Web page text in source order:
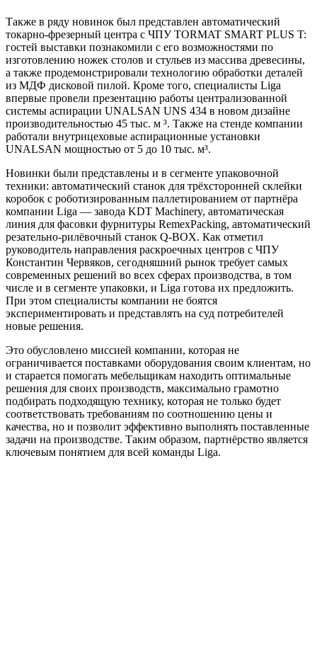
Также в ряду новинок был представлен автоматический
токарно-фрезерный центра с ЧПУ TORMAT SMART PLUS T:
гостей выставки познакомили с его возможностями по
изготовлению ножек столов и стульев из массива древесины,
а также продемонстрировали технологию обработки деталей
из МДФ дисковой пилой. Кроме того, специалисты Liga
впервые провели презентацию работы централизованной
системы аспирации UNALSAN UNS 434 в новом дизайне
производительностью 45 тыс. м ³. Также на стенде компании
работали внутрицеховые аспирационные установки
UNALSAN мощностью от 5 до 10 тыс. м³.
Новинки были представлены и в сегменте упаковочной
техники: автоматический станок для трёхсторонней склейки
коробок с роботизированным паллетированием от партнёра
компании Liga — завода KDT Machinery, автоматическая
линия для фасовки фурнитуры RemexPacking, автоматический
резательно-рилёвочный станок Q-BOX. Как отметил
руководитель направления раскроечных центров с ЧПУ
Константин Червяков, сегодняшний рынок требует самых
современных решений во всех сферах производства, в том
числе и в сегменте упаковки, и Liga готова их предложить.
При этом специалисты компании не боятся
экспериментировать и представлять на суд потребителей
новые решения.
Это обусловлено миссией компании, которая не
ограничивается поставками оборудования своим клиентам, но
и старается помогать мебельщикам находить оптимальные
решения для своих производств, максимально грамотно
подбирать подходящую технику, которая не только будет
соответствовать требованиям по соотношению цены и
качества, но и позволит эффективно выполнять поставленные
задачи на производстве. Таким образом, партнёрство является
ключевым понятием для всей команды Liga.